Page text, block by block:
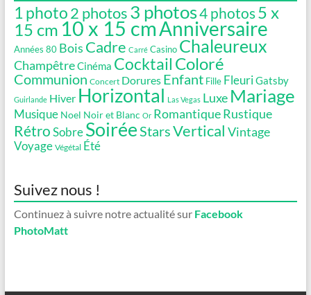
1 photo2 photos3 photos4 photos5 x
15 cm 10 x 15 cmAnniversaire
Années 80 Bois Cadre Carré Casino Chaleureux
ChampêtreCinéma Cocktail Coloré
Communion Concert Dorures Enfant Fille FleuriGatsby
Guirlande Hiver Horizontal Las Vegas Luxe Mariage
Musique Noel Noir et Blanc Or RomantiqueRustique
RétroSobre Soirée StarsVertical Vintage
Voyage Végétal Été
Suivez nous !
Continuez à suivre notre actualité sur Facebook
PhotoMatt